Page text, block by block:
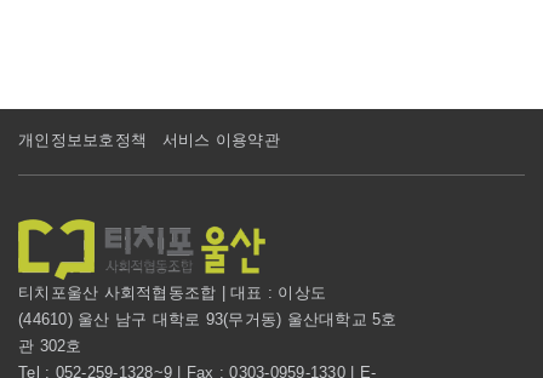
개인정보보호정책 서비스 이용약관
티치포울산 사회적협동조합 | 대표 : 이상도
(44610) 울산 남구 대학로 93(무거동) 울산대학교 5호
관 302호
Tel : 052-259-1328~9 | Fax : 0303-0959-1330 | E-